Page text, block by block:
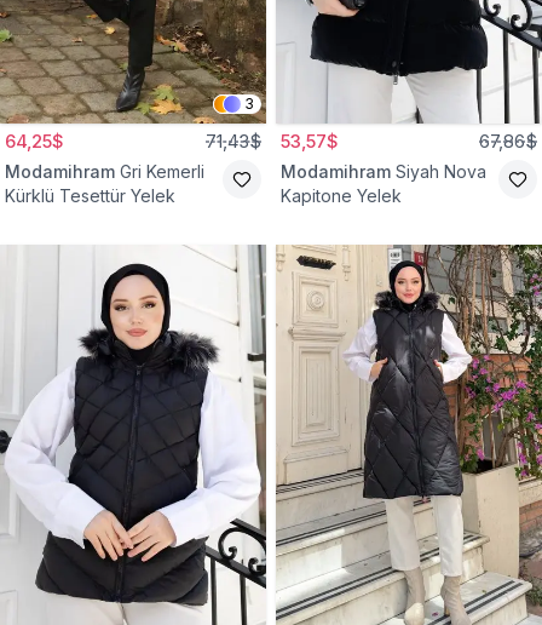
3
64,25$ 71,43$
Modamihram Gri Kemerli
Kürklü Tesettür Yelek
53,57$ 67,86$
Modamihram Siyah Nova
Kapitone Yelek